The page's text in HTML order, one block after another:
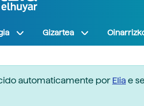
Gizartea
automaticamente porEliae